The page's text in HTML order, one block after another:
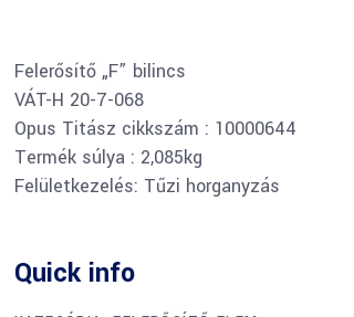
Felerősítő „F” bilincs
VÁT-H 20-7-068
Opus Titász cikkszám : 10000644
Termék súlya : 2,085kg
Felületkezelés: Tűzi horganyzás
Quick info